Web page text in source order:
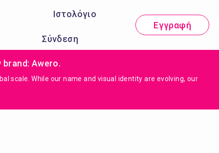
Ιστολόγιο
Σύνδεση
Εγγραφή
Awero.
scale. While our name and visual identity are evolving, our